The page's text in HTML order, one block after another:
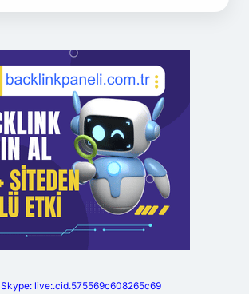
Skype: live:.cid.575569c608265c69